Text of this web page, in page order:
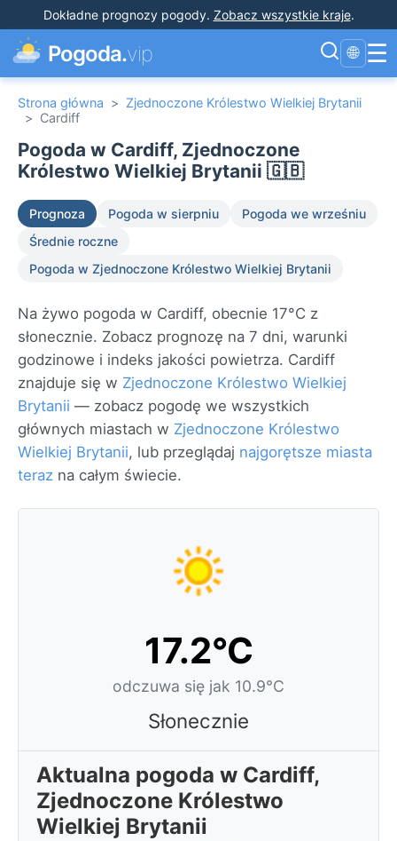
Dokładne prognozy pogody. Zobacz wszystkie kraje.
Pogoda.vip 🌐 ☰
Strona główna > Zjednoczone Królestwo Wielkiej Brytanii
> Cardiff
Pogoda w Cardiff, Zjednoczone
Królestwo Wielkiej Brytanii 🇬🇧
Prognoza Pogoda w sierpniu
Pogoda we wrześniu
Średnie roczne
Pogoda w Zjednoczone Królestwo Wielkiej Brytanii
Na żywo pogoda w Cardiff, obecnie 17°C z
słonecznie. Zobacz prognozę na 7 dni, warunki
godzinowe i indeks jakości powietrza. Cardiff
znajduje się w Zjednoczone Królestwo Wielkiej
Brytanii — zobacz pogodę we wszystkich
głównych miastach w Zjednoczone Królestwo
Wielkiej Brytanii, lub przeglądaj najgorętsze miasta
teraz na całym świecie.
17.2°C
odczuwa się jak 10.9°C
Słonecznie
Aktualna pogoda w Cardiff,
Zjednoczone Królestwo
Wielkiej Brytanii